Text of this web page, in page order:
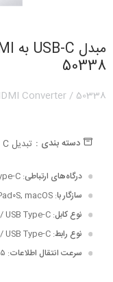
50338
Converter / 50338
دسته بندی : تبدیل Type C
درگاه‌های ارتباطی: USB Type-C
سازگار با: Windows, Android, iPad۰S, macOS
نوع کابل: HDMI / USB Type-C
نوع رابط: HDMI / USB Type-C
سرعت انتقال اطلاعات: ۵ گیگابیت بر ثانیه